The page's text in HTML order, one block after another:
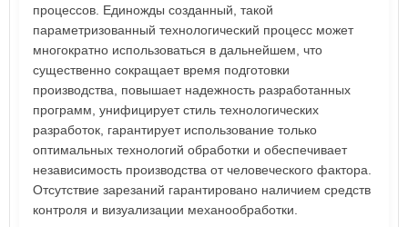
процессов. Единожды созданный, такой
параметризованный технологический процесс может
многократно использоваться в дальнейшем, что
существенно сокращает время подготовки
производства, повышает надежность разработанных
программ, унифицирует стиль технологических
разработок, гарантирует использование только
оптимальных технологий обработки и обеспечивает
независимость производства от человеческого фактора.
Отсутствие зарезаний гарантировано наличием средств
контроля и визуализации механообработки.